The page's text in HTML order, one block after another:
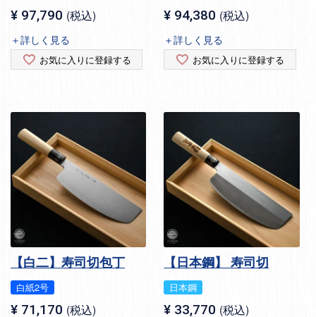
¥ 97,790 税込
＋詳しく見る
お気に入りに登録する
¥ 94,380 税込
＋詳しく見る
お気に入りに登録する
【白二】寿司切包丁
白紙2号
¥ 71,170 税込
【日本鋼】 寿司切
日本鋼
¥ 33,770 税込